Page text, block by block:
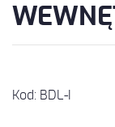
Kod: BDL-I